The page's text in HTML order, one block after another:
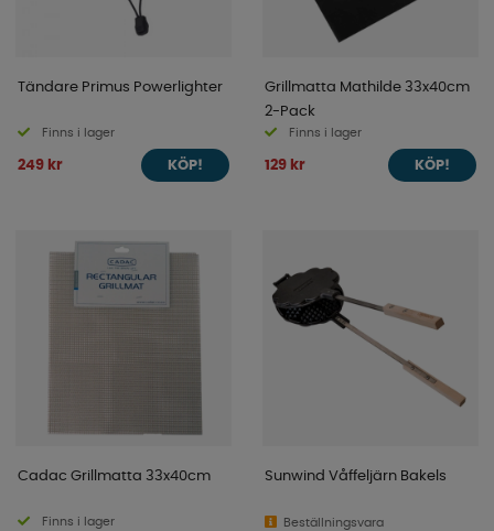
Tändare Primus Powerlighter
Finns i lager
249 kr KÖP!
Grillmatta Mathilde 33x40cm
2-Pack
Finns i lager
129 kr KÖP!
Cadac Grillmatta 33x40cm
Finns i lager
Sunwind Våffeljärn Bakels
Beställningsvara